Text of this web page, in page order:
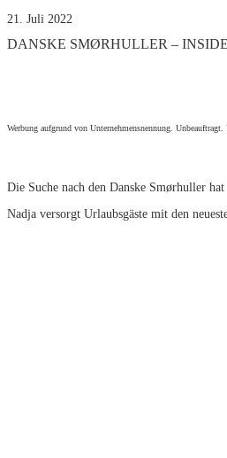
21. Juli 2022
DANSKE SMØRHULLER –
Werbung aufgrund von Unternehmensnennung.
Die Suche nach den Danske Smørhuller
Nadja versorgt Urlaubsgäste mit den